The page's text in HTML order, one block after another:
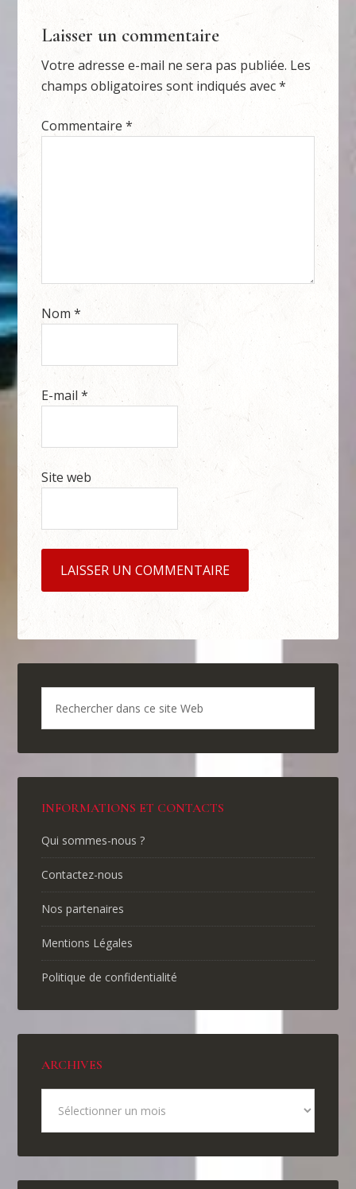
Laisser un commentaire
Votre adresse e-mail ne sera pas publiée. Les
champs obligatoires sont indiqués avec*
Commentaire*
Nom*
E-mail*
Site web
INFORMATIONS ET CONTACTS
Qui sommes-nous ?
Contactez-nous
Nos partenaires
Mentions Légales
Politique de confidentialité
ARCHIVES